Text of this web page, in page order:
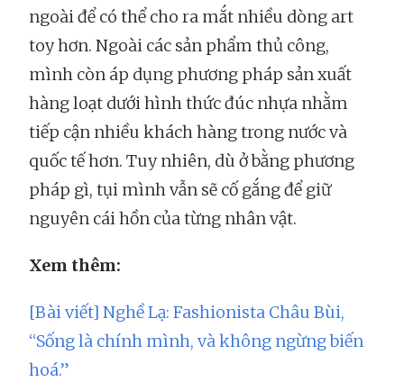
ngoài để có thể cho ra mắt nhiều dòng art
toy hơn. Ngoài các sản phẩm thủ công,
mình còn áp dụng phương pháp sản xuất
hàng loạt dưới hình thức đúc nhựa nhằm
tiếp cận nhiều khách hàng trong nước và
quốc tế hơn. Tuy nhiên, dù ở bằng phương
pháp gì, tụi mình vẫn sẽ cố gắng để giữ
nguyên cái hồn của từng nhân vật.
Xem thêm:
[Bài viết] Nghề Lạ: Fashionista Châu Bùi,
“Sống là chính mình, và không ngừng biến
hoá.”